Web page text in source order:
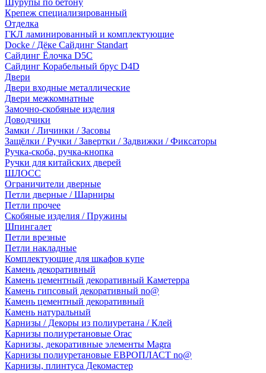
Шурупы по бетону
Крепеж специализированный
Отделка
ГКЛ ламинированный и комплектующие
Docke / Дёке Сайдинг Standart
Сайдинг Ёлочка D5C
Сайдинг Корабельный брус D4D
Двери
Двери входные металлические
Двери межкомнатные
Замочно-скобяные изделия
Доводчики
Замки / Личинки / Засовы
Защёлки / Ручки / Завертки / Задвижки / Фиксаторы
Ручка-скоба, ручка-кнопка
Ручки для китайских дверей
ШЛОСС
Ограничители дверные
Петли дверные / Шарниры
Петли прочее
Скобяные изделия / Пружины
Шпингалет
Петли врезные
Петли накладные
Комплектующие для шкафов купе
Камень декоративный
Камень цементный декоративный Каметерра
Камень гипсовый декоративный no@
Камень цементный декоративный
Камень натуральный
Карнизы / Декоры из полиуретана / Клей
Карнизы полиуретановые Orac
Карнизы, декоративные элементы Magra
Карнизы полиуретановые ЕВРОПЛАСТ no@
Карнизы, плинтуса Декомастер